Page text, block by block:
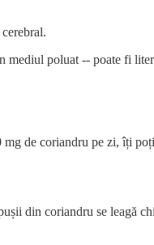
poluat -- poate fi
de coriandru pe zi, îți
din coriandru se leagă